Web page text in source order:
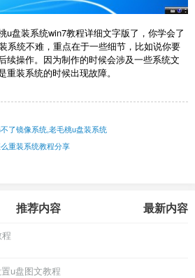
u盘装系统win7教程详细文字版了，你学会了
系统不难，重点在于一些细节，比如说你要
续操作。因为制作的时候会涉及一些系统文
装系统的时候出现故障。
了镜像系统,老毛桃u盘装系统
重装系统教程分享
推荐内容 最新内容
u盘图文教程